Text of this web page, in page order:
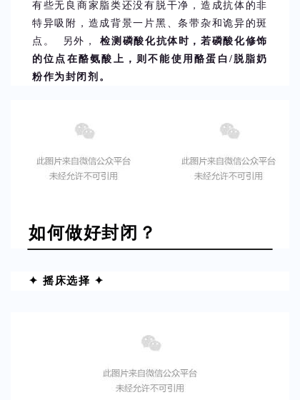
有些无良商家脂类还没有脱干净，造成抗体的非
特异吸附，造成背景一片黑、条带杂和诡异的斑
点。 另外，
检测磷酸化抗体时，若磷酸化修饰
的位点在酪氨酸上，则不能使用酪蛋白/脱脂奶
粉作为封闭剂。
如何做好封闭？
✦ 摇床选择 ✦